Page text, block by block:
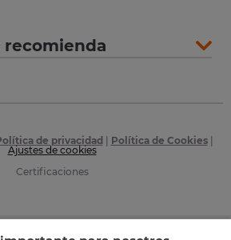
recomienda
de privacidad Política de Cookies|
Ajustes de cookies
Certificaciones